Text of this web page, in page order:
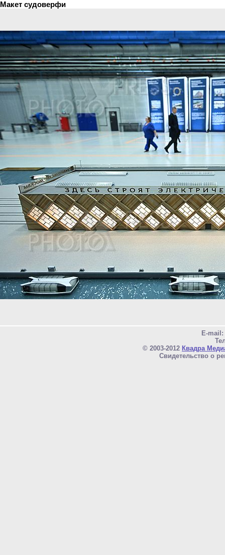
Макет судоверфи
E-mail:
© 2003-2012 Квадра
Свидетельство о